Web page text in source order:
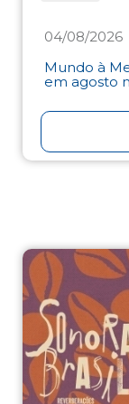
04/08/2026
Mundo à
em agosto